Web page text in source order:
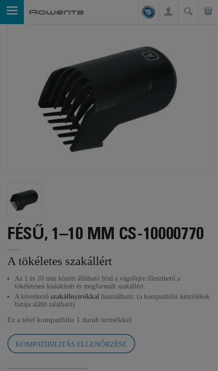
FÉSŰ, 1–10 MM CS-10000770
A tökéletes szakállért
Az 1 és 10 mm között állítható fésű a vágófejre illeszthető a
tökéletesen kialakított és megformált szakállért.
A következő szakállnyírókkal használható: (a kompatibilis készülékek
listája alább található)
Ez a tétel kompatibilis 1 darab termékkel
KOMPATIBILITÁS ELLENŐRZÉSE